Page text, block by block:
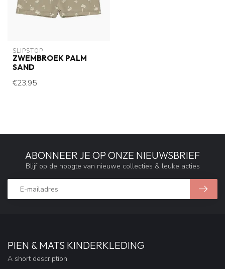
SLIPSTOP
ZWEMBROEK PALM
SAND
€23,95
ABONNEER JE OP ONZE NIEUWSBRIEF
Blijf op de hoogte van nieuwe collecties & leuke acties
PIEN & MATS KINDERKLEDING
A short description